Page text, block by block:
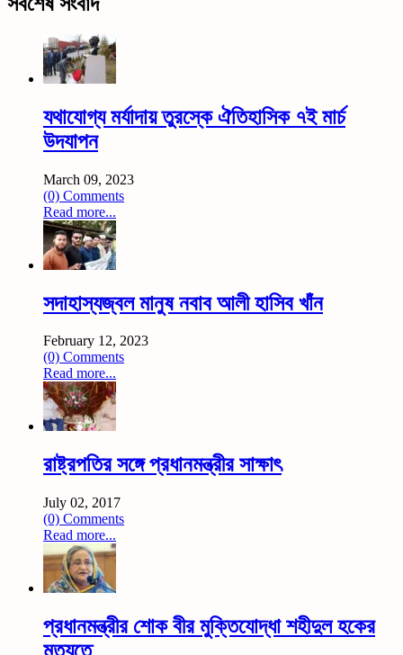
যথাযোগ্য মর্যাদায় তুরস্কে ঐতিহাসিক ৭ই মার্চ
উদযাপন
March 09, 2023
(0) Comments
Read more...
সদাহাস্যজ্বল মানুষ নবাব আলী হাসিব খাঁন
February 12, 2023
(0) Comments
Read more...
রাষ্ট্রপতির সঙ্গে প্রধানমন্ত্রীর সাক্ষাৎ
July 02, 2017
(0) Comments
Read more...
প্রধানমন্ত্রীর শোক বীর মুক্তিযোদ্ধা শহীদুল হকের